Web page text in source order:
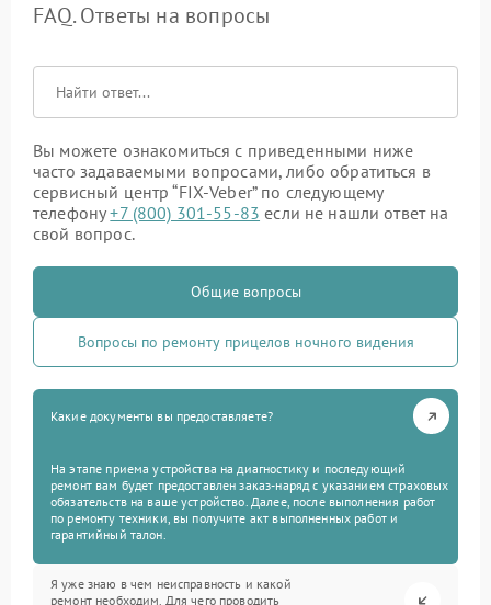
FAQ. Ответы на вопросы
Вы можете ознакомиться с приведенными ниже
часто задаваемыми вопросами, либо обратиться в
сервисный центр “FIX-Veber” по следующему
телефону+7 (800) 301-55-83 если не нашли ответ на
свой вопрос.
Общие вопросы
Вопросы по ремонту прицелов ночного видения
Какие документы вы предоставляете?
На этапе приема устройства на диагностику и последующий
ремонт вам будет предоставлен заказ-наряд с указанием страховых
обязательств на ваше устройство. Далее, после выполнения работ
по ремонту техники, вы получите акт выполненных работ и
гарантийный талон.
Я уже знаю в чем неисправность и какой
ремонт необходим. Для чего проводить